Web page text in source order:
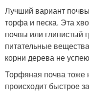
Лучший вариант
торфа и песка. Эта
почвы или глинистый
питательные
корни дерева не
Торфяная почва тоже
происходит быстрое